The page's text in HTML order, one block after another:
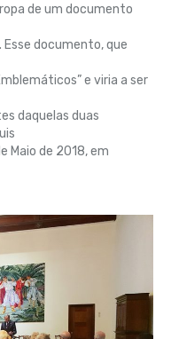
de um documento
documento, que
e viria a ser
daquelas duas
Maio de 2018, em